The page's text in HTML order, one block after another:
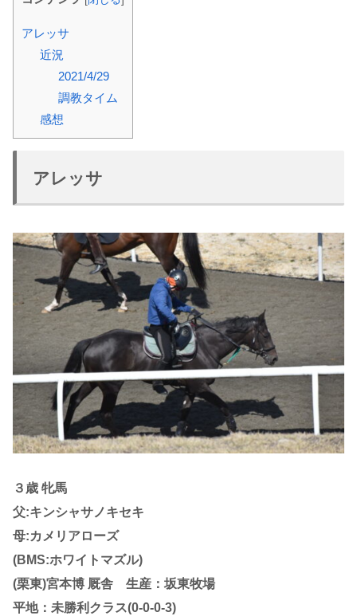
アレッサ
近況
2021/4/29
調教タイム
感想
アレッサ
３歳 牝馬
父:キンシャサノキセキ
母:カメリアローズ
(BMS:ホワイトマズル)
(栗東)宮本博 厩舎 生産：坂東牧場
平地：未勝利クラス(0-0-0-3)